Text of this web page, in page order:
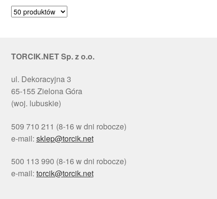
TORCIK.NET Sp. z o.o.
ul. Dekoracyjna 3
65-155 Zielona Góra
(woj. lubuskie)
509 710 211 (8-16 w dni robocze)
e-mail: sklep@torcik.net
500 113 990 (8-16 w dni robocze)
e-mail: torcik@torcik.net